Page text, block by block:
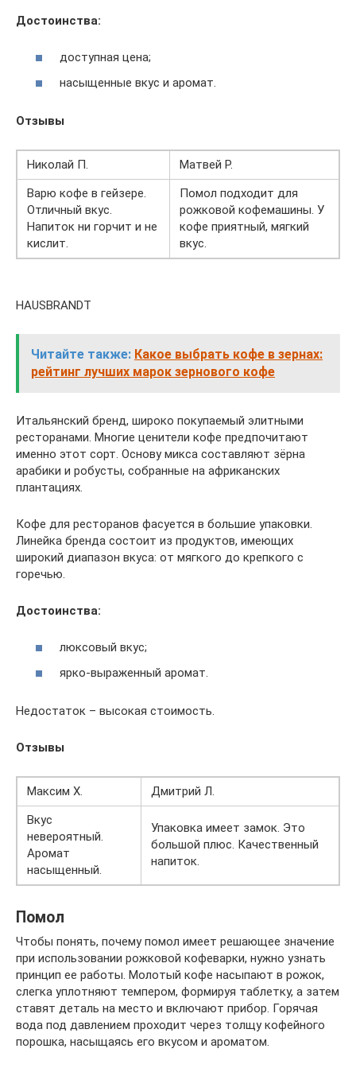
Достоинства:
доступная цена;
насыщенные вкус и аромат.
Отзывы
Николай П.
Матвей Р.
Варю кофе в гейзере.
Отличный вкус.
Напиток ни горчит и не
кислит.
Помол подходит для
рожковой кофемашины. У
кофе приятный, мягкий
вкус.
HAUSBRANDT
Читайте также: Какое выбрать кофе в зернах:
рейтинг лучших марок зернового кофе
Итальянский бренд, широко покупаемый элитными
ресторанами. Многие ценители кофе предпочитают
именно этот сорт. Основу микса составляют зёрна
арабики и робусты, собранные на африканских
плантациях.
Кофе для ресторанов фасуется в большие упаковки.
Линейка бренда состоит из продуктов, имеющих
широкий диапазон вкуса: от мягкого до крепкого с
горечью.
Достоинства:
люксовый вкус;
ярко-выраженный аромат.
Недостаток – высокая стоимость.
Отзывы
Максим Х.
Дмитрий Л.
Вкус
невероятный.
Аромат
насыщенный.
Упаковка имеет замок. Это
большой плюс. Качественный
напиток.
Помол
Чтобы понять, почему помол имеет решающее значение
при использовании рожковой кофеварки, нужно узнать
принцип ее работы. Молотый кофе насыпают в рожок,
слегка уплотняют темпером, формируя таблетку, а затем
ставят деталь на место и включают прибор. Горячая
вода под давлением проходит через толщу кофейного
порошка, насыщаясь его вкусом и ароматом.